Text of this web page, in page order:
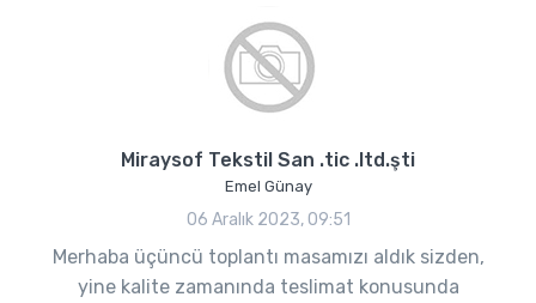
Miraysof Tekstil San .tic .ltd.şti
Emel Günay
06 Aralık 2023, 09:51
Merhaba üçüncü toplantı masamızı aldık sizden,
yine kalite zamanında teslimat konusunda